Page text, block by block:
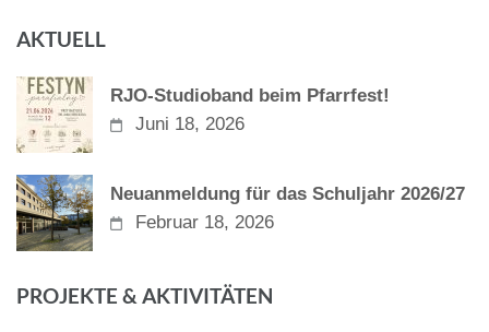
AKTUELL
RJO-Studioband beim Pfarrfest!
Juni 18, 2026
Neuanmeldung für das Schuljahr 2026/27
Februar 18, 2026
PROJEKTE & AKTIVITÄTEN